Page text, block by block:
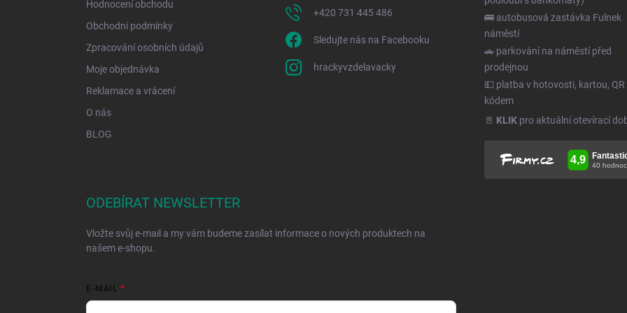
Hodnocení obchodu
Obchodní podmínky
Zpracování osobních údajů
Moje objednávka
Reklamace a vrácení
O nás
BLOG
+420 731 445 486
Sledujte nás na Facebooku
hrackyvzdelavacky
🚌 autobusová zastávka Fulnek
náměstí
🚗 parkování na náměstí před
prodejnou
💵 platba v hotovosti, kartou, QR
kódem
🚪 KLIK pro aktuální otevírací
ODEBÍRAT NEWSLETTER
Vložte svůj e-mail a my vám budeme zasílat informace o nových produktech na
našem e-shopu.
E-MAIL